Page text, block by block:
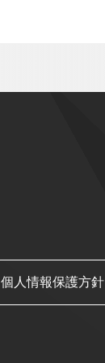
個人情報保護方針